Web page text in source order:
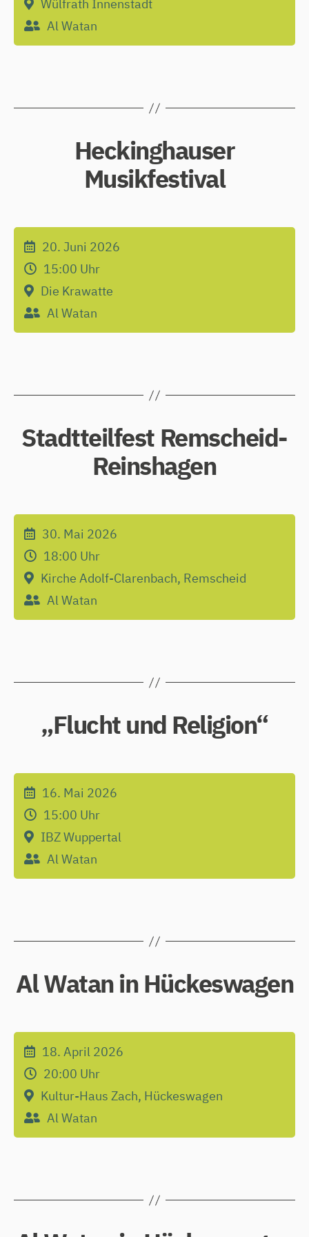
Wülfrath Innenstadt
Al Watan
Heckinghauser
Musikfestival
20. Juni 2026
15:00 Uhr
Die Krawatte
Al Watan
Stadtteilfest Remscheid-
Reinshagen
30. Mai 2026
18:00 Uhr
Kirche Adolf-Clarenbach, Remscheid
Al Watan
„Flucht und Religion“
16. Mai 2026
15:00 Uhr
IBZ Wuppertal
Al Watan
Al Watan in Hückeswagen
18. April 2026
20:00 Uhr
Kultur-Haus Zach, Hückeswagen
Al Watan